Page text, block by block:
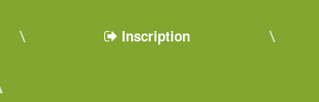
Inscription